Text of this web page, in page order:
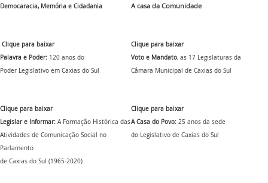
Democaracia, Memória e Cidadania
A casa da Comunidade
Clique para baixar
Palavra e Poder: 120 anos do
Poder Legislativo em Caxias do Sul
Clique para baixar
Voto e Mandato, as 17 Legislaturas da
Câmara Municipal de Caxias do Sul
Clique para baixar
Legislar e Informar: A Formação Histórica das
Atividades de Comunicação Social no
Parlamento
de Caxias do Sul (1965-2020)
Clique para baixar
A Casa do Povo: 25 anos da sede
do Legislativo de Caxias do Sul